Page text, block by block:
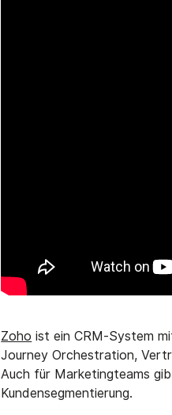
Zoho ist ein CRM-System
Journey Orchestration,
Auch für Marketingteams
Kundensegmentierung.